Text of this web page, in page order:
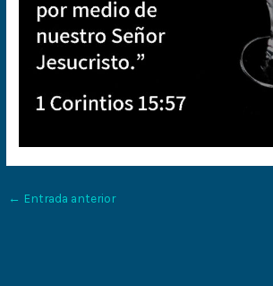
← Entrada anterior